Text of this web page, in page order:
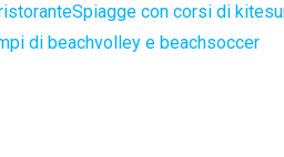
Spiagge con corsi di
di beachvolley e beachsoccer